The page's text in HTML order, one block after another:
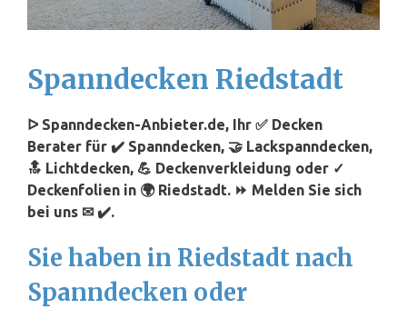
Spanndecken Riedstadt
ᐅ Spanndecken-Anbieter.de, Ihr ✅ Decken
Berater für ✔️ Spanndecken, 🤝 Lackspanndecken,
🔝 Lichtdecken, 💪 Deckenverkleidung oder ✓
Deckenfolien in 🌍 Riedstadt. ⏩ Melden Sie sich
bei uns ✉ ✔️.
Sie haben in Riedstadt nach
Spanndecken oder